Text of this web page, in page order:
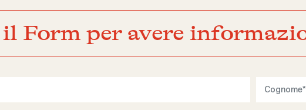
Form per avere